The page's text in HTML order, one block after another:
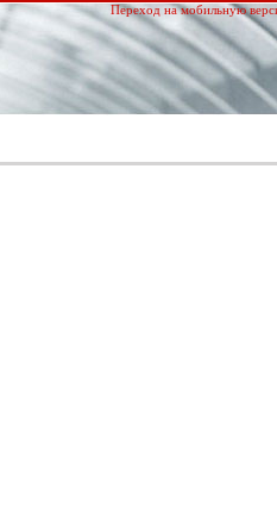
Переход на мобильную